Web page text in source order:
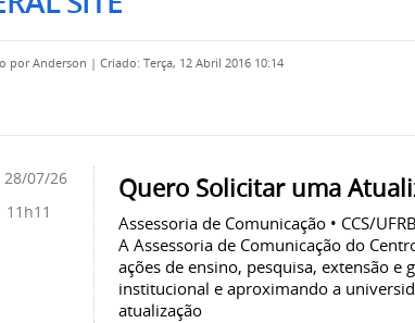
porAnderson | Criado: Terça, 12 Abril 2016 10:14
Quero Solicitar uma
Assessoria de Comunicação • CCS/
A Assessoria de Comunicação do
ações de ensino, pesquisa, extensão e
institucional e aproximando a
atualização
28/07/26
11h11